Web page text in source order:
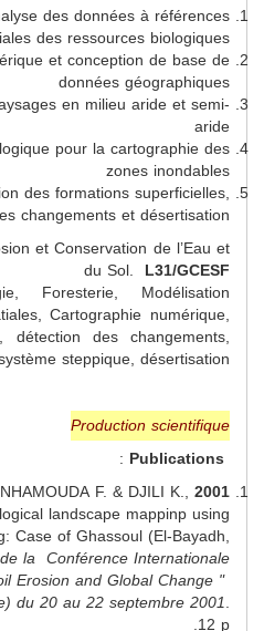
et analyse des données à
spatiales des ressources
numérique et conception
données
des paysages en milieu
hydrologique pour la
zones
Caractérisation des formations
détection des changements et
: Erosion et Conservation de
du Sol.
Foresterie,
spatiales, Cartographie
paysages, détection des
écosystème steppique,
Production
:
D.,BENHAMOUDA F. & DJILI
pedological landscape
sensing: Case of Ghassoul
Actes de la Conférence
623 " Soil Erosion and Global
(France) du 20 au 22